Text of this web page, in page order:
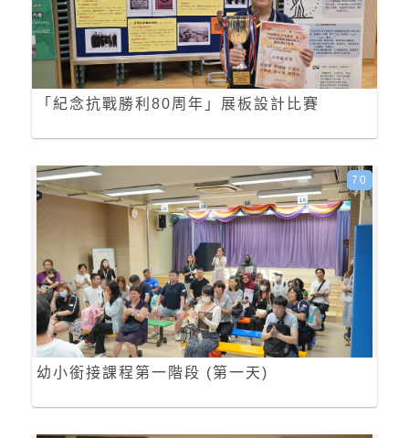
「紀念抗戰勝利80周年」展板設計比賽
幼小銜接課程第一階段 (第一天)
70